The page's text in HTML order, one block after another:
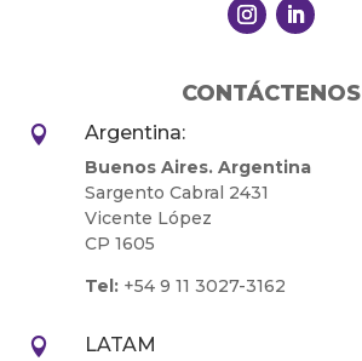
CONTÁCTENOS
 Argentina:
Buenos Aires. Argentina
Sargento Cabral 2431
Vicente López
CP 1605
Tel:+54 9 11 3027-3162
 LATAM